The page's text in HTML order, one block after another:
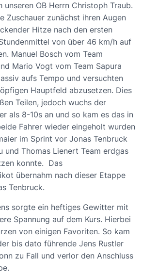
unseren OB Herrn Christoph Traub.
Zuschauer zunächst ihren Augen
Hitze nach den ersten
von über 46 km/h auf
Manuel Bosch vom Team
Mario Vogt vom Team Sapura
aufs Tempo und versuchten
Hauptfeld abzusetzen. Dies
Teilen, jedoch wuchs der
als 8-10s an und so kam es das in
Fahrer wieder eingeholt wurden
im Sprint vor Jonas Tenbruck
und Thomas Lienert Team erdgas
konnte. Das
übernahm nach dieser Etappe
Tenbruck.
sorgte ein heftiges Gewitter mit
Spannung auf dem Kurs. Hierbei
von einigen Favoriten. So kam
bis dato führende Jens Rustler
zu Fall und verlor den Anschluss